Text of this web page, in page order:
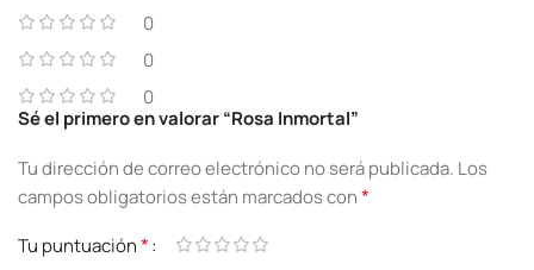
0
0
0
Sé el primero en valorar “Rosa Inmortal”
Tu dirección de correo electrónico no será publicada. Los
campos obligatorios están marcados con*
Tu puntuación*